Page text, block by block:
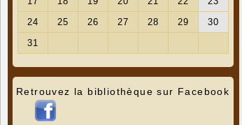
Retrouvez la bibliothèque sur Facebook